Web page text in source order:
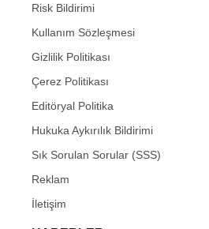
Risk Bildirimi
Kullanım Sözleşmesi
Gizlilik Politikası
Çerez Politikası
Editöryal Politika
Hukuka Aykırılık Bildirimi
Sık Sorulan Sorular (SSS)
Reklam
İletişim